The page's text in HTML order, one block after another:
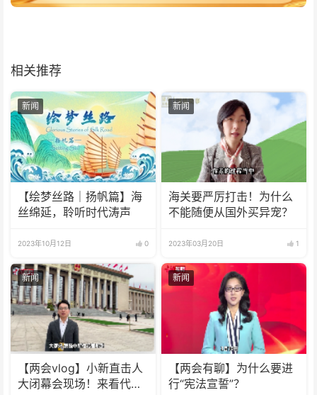
相关推荐
新闻
【绘梦丝路｜扬帆篇】海
丝绵延，聆听时代涛声
2023年10月12日 0
新闻
海关要严厉打击！为什么
不能随便从国外买异宠？
2023年03月20日 1
新闻
【两会vlog】小新直击人
大闭幕会现场！来看代表
新闻
【两会有聊】为什么要进
行“宪法宣誓”？